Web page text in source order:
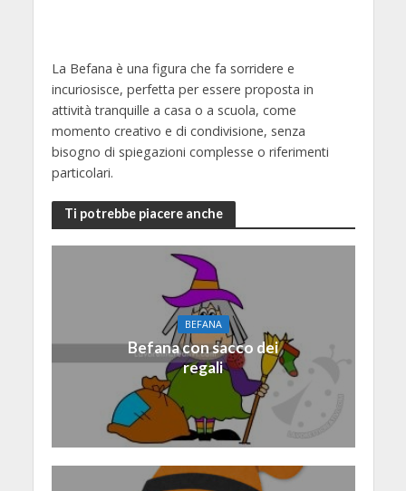
La Befana è una figura che fa sorridere e
incuriosisce, perfetta per essere proposta in
attività tranquille a casa o a scuola, come
momento creativo e di condivisione, senza
bisogno di spiegazioni complesse o riferimenti
particolari.
Ti potrebbe piacere anche
BEFANA
Befana con sacco dei
regali